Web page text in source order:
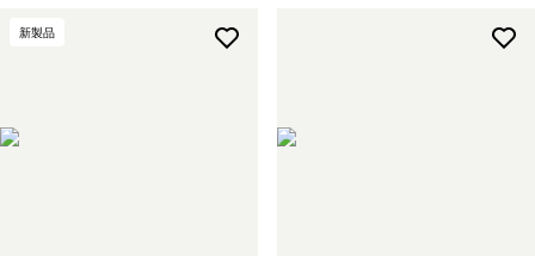
新製品